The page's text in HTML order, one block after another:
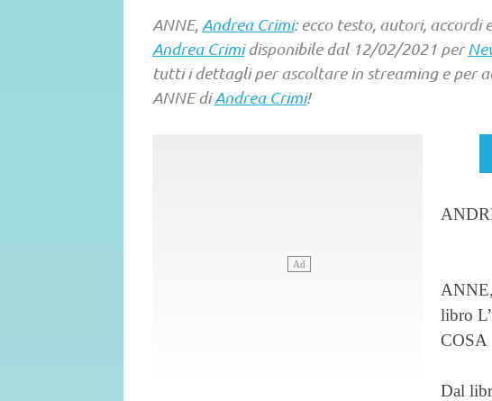
ANNE, Andrea Crimi: ecco testo, autori, accordi
Andrea Crimidisponibile dal 12/02/2021 per
tutti i dettagli per ascoltare in streaming e per
ANNE diAndrea Crimi!
libro
COSA
Dal